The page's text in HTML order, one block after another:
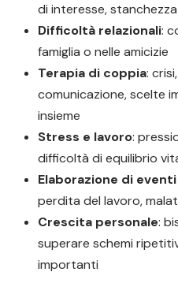
di interesse,
Difficoltà relazionali:
famiglia o nelle amicizie
Terapia di coppia:
comunicazione, scelte
insieme
Stress e lavoro:
difficoltà di equilibrio
Elaborazione di
perdita del lavoro,
Crescita personale:
superare schemi
importanti